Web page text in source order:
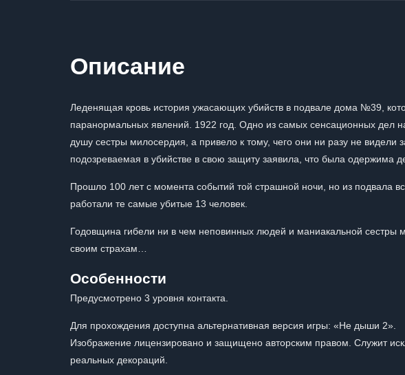
Описание
Леденящая кровь история ужасающих убийств в подвале дома №39,
паранормальных явлений. 1922 год. Одно из самых сенсационных дел
душу сестры милосердия, а привело к тому, чего они ни разу не
подозреваемая в убийстве в свою защиту заявила, что была одержима
Прошло 100 лет с момента событий той страшной ночи, но из подвала
работали те самые убитые 13 человек.
Годовщина гибели ни в чем неповинных людей и маниакальной
своим страхам…
Особенности
Предусмотрено 3 уровня контакта.
Для прохождения доступна альтернативная версия игры: «Не дыши 2».
Изображение лицензировано и защищено авторским правом. Служит
реальных декораций.